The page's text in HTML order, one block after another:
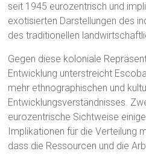
seit 1945 eurozentrisch und
exotisierten Darstellungen des
des traditionellen
Gegen diese koloniale
Entwicklung unterstreicht
mehr ethnographischen und
Entwicklungsverständnisses.
eurozentrische Sichtweise
Implikationen für die Verteilung
dass die Ressourcen und die